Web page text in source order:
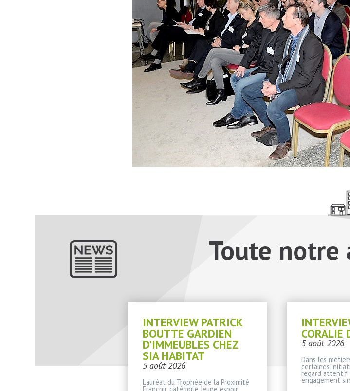
Toute
INTERVIEW PATRICK
BOUTTE GARDIEN
D’IMMEUBLES CHEZ
SIA HABITAT
5 août 2026
Lauréat du Trophée de la Proximité
Franchir, catégorie Jeune espoir
CORALIE
5 août 2026
Dans les
certaines
regard attentif
engagement